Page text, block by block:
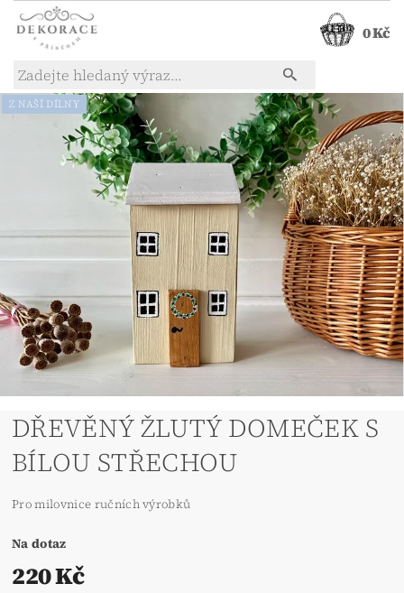
0 Kč
Z NAŠÍ DÍLNY
DŘEVĚNÝ ŽLUTÝ DOMEČEK S
BÍLOU STŘECHOU
Pro milovnice ručních výrobků
Na dotaz
220 Kč